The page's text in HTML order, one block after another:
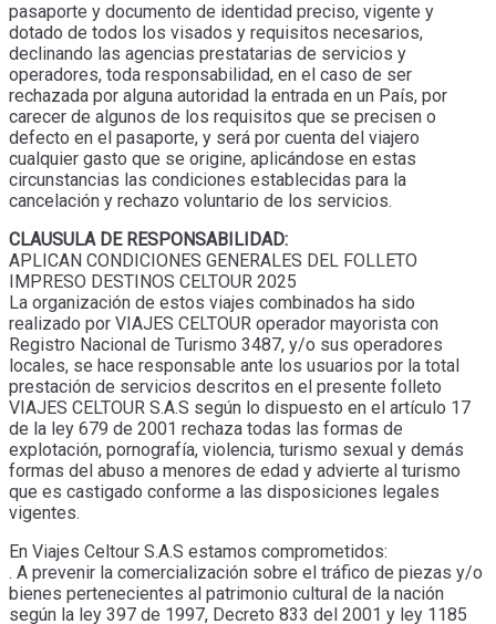
pasaporte y documento de identidad preciso, vigente y
dotado de todos los visados y requisitos necesarios,
declinando las agencias prestatarias de servicios y
operadores, toda responsabilidad, en el caso de ser
rechazada por alguna autoridad la entrada en un País, por
carecer de algunos de los requisitos que se precisen o
defecto en el pasaporte, y será por cuenta del viajero
cualquier gasto que se origine, aplicándose en estas
circunstancias las condiciones establecidas para la
cancelación y rechazo voluntario de los servicios.
CLAUSULA DE RESPONSABILIDAD:
APLICAN CONDICIONES GENERALES DEL FOLLETO
IMPRESO DESTINOS CELTOUR 2025
La organización de estos viajes combinados ha sido
realizado por VIAJES CELTOUR operador mayorista con
Registro Nacional de Turismo 3487, y/o sus operadores
locales, se hace responsable ante los usuarios por la total
prestación de servicios descritos en el presente folleto
VIAJES CELTOUR S.A.S según lo dispuesto en el artículo 17
de la ley 679 de 2001 rechaza todas las formas de
explotación, pornografía, violencia, turismo sexual y demás
formas del abuso a menores de edad y advierte al turismo
que es castigado conforme a las disposiciones legales
vigentes.
En Viajes Celtour S.A.S estamos comprometidos:
. A prevenir la comercialización sobre el tráfico de piezas y/o
bienes pertenecientes al patrimonio cultural de la nación
según la ley 397 de 1997, Decreto 833 del 2001 y ley 1185